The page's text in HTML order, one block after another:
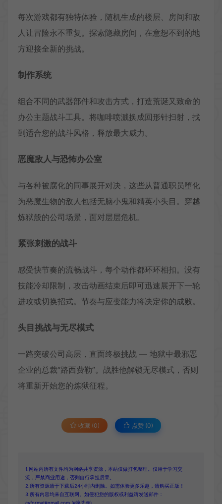
每次游戏都有独特体验，随机生成的楼层、房间和敌
人让冒险永不重复。探索隐藏房间，在意想不到的地
方迎接全新的挑战。
制作系统
组合不同的武器部件和攻击方式，打造荒诞又致命的
办公主题战斗工具。将咖啡喷溅换成回形针扫射，找
到适合您的战斗风格，释放最大威力。
恶魔敌人与恐怖办公室
与各种被腐化的同事展开对决，这些从普通职员堕化
为恶魔生物的敌人包括无脑小鬼和精英小头目。穿越
炼狱般的公司场景，面对层层危机。
紧张刺激的战斗
感受快节奏的流畅战斗，每个动作都环环相扣。没有
技能冷却限制，攻击动画结束后即可迅速展开下一轮
进攻或切换招式。节奏与应变能力将决定你的成败。
头目挑战与无尽模式
一路突破公司高层，直面终极挑战 — 地狱中最邪恶
企业的总裁“路西费勒”。战胜他解锁无尽模式，否则
将重新开始您的炼狱征程。
收藏 (0) 点赞 (0)
1.网站内所有文件均为网络共享资源，本站仅做打包整理。仅用于学习交
流，严禁商业用途，否则自行承担后果。
2.所有资源请于下载后24小时内删除。如需体验更多乐趣，请购买正版！
3.所有内容均来自互联网。如侵犯您的版权或利益请发送邮件：